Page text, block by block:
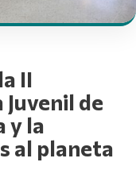
II
de
y la
al planeta